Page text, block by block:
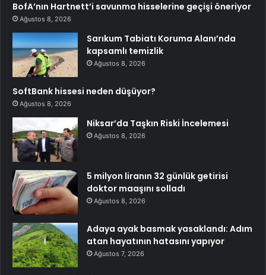
BofA’nın Hartnett’i savunma hisselerine geçişi öneriyor
Ağustos 8, 2026
Sarıkum Tabiatı Koruma Alanı’nda
kapsamlı temizlik
Ağustos 8, 2026
SoftBank hissesi neden düşüyor?
Ağustos 8, 2026
Niksar’da Taşkın Riski İncelemesi
Ağustos 8, 2026
5 milyon liranın 32 günlük getirisi
doktor maaşını solladı
Ağustos 8, 2026
Adaya ayak basmak yasaklandı: Adım
atan hayatının hatasını yapıyor
Ağustos 7, 2026